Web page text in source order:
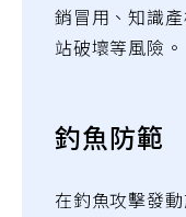
銷冒用、知識
站破壞等風險。
釣魚防範
在釣魚攻擊發